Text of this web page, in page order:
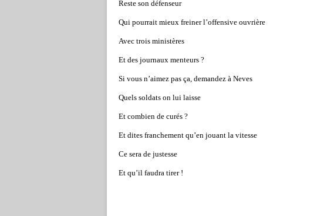
Reste son défenseur
Qui pourrait mieux freiner l’offensive ouvrière
Avec trois ministères
Et des journaux menteurs ?
Si vous n’aimez pas ça, demandez à Neves
Quels soldats on lui laisse
Et combien de curés ?
Et dites franchement qu’en jouant la vitesse
Ce sera de justesse
Et qu’il faudra tirer !